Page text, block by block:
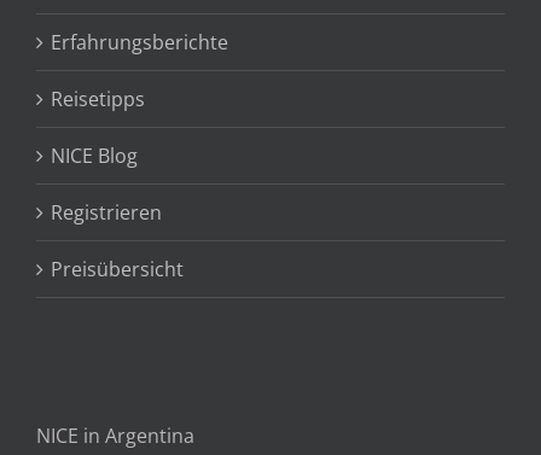
Erfahrungsberichte
Reisetipps
NICE Blog
Registrieren
Preisübersicht
NICE in Argentina